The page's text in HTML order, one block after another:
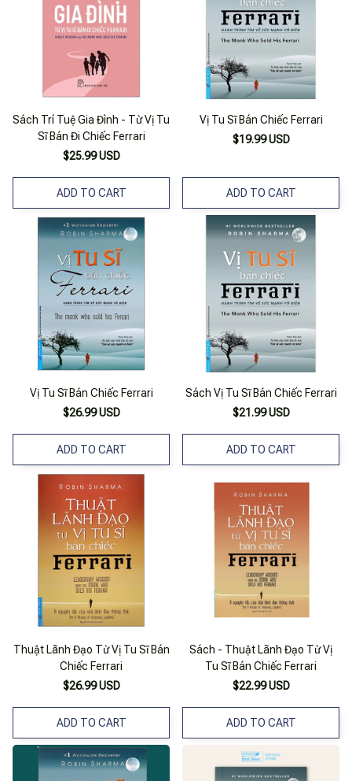
Sách Trí Tuệ Gia Đình - Từ Vị Tu
Sĩ Bán Đi Chiếc Ferrari
$25.99 USD
ADD TO CART
Vị Tu Sĩ Bán Chiếc Ferrari
$19.99 USD
ADD TO CART
Vị Tu Sĩ Bán Chiếc Ferrari
$26.99 USD
ADD TO CART
Sách Vị Tu Sĩ Bán Chiếc Ferrari
$21.99 USD
ADD TO CART
Thuật Lãnh Đạo Từ Vị Tu Sĩ Bán
Chiếc Ferrari
$26.99 USD
ADD TO CART
Sách - Thuật Lãnh Đạo Từ Vị
Tu Sĩ Bán Chiếc Ferrari
$22.99 USD
ADD TO CART